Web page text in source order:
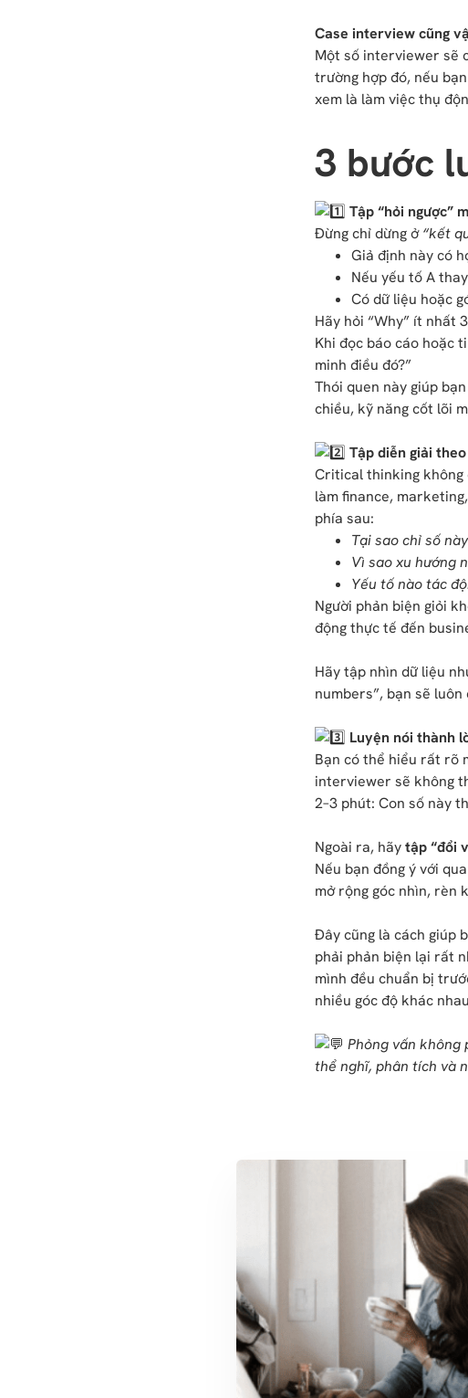
Case interview cũng
Một số interviewer sẽ
trường hợp đó, nếu
xem là làm việc thụ
3 bước
Tập “hỏi ngược”
Đừng chỉ dừng ở“kết
Giả định này có
Nếu yếu tố A
Có dữ liệu hoặc
Hãy hỏi “Why” ít nhất
Khi đọc báo cáo hoặc
minh điều đó?”
Thói quen này giúp
chiều, kỹ năng cốt lõi
Tập diễn giải
Critical thinking không
làm finance,
phía sau:
Tại sao chỉ số
Vì sao xu hướng
Yếu tố nào tác
Người phản biện giỏi
động thực tế đến
Hãy tập nhìn dữ liệu
numbers”, bạn sẽ
Luyện nói thành
Bạn có thể hiểu rất rõ
interviewer sẽ không
2–3 phút: Con số này
Ngoài ra, hãytập “đổi
Nếu bạn đồng ý với
mở rộng góc nhìn, rèn
Đây cũng là cách giúp
phải phản biện lại rất
mình đều chuẩn bị
nhiều góc độ khác
Phỏng vấn không
thể nghĩ, phân tích và